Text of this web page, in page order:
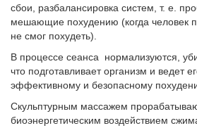
сбои, разбалансировка систем, т. е.
мешающие похудению (когда человек
не смог похудеть).
В процессе сеанса нормализуются,
что подготавливает организм и ведет
эффективному и безопасному
Скульптурным массажем
биоэнергетическим воздействием